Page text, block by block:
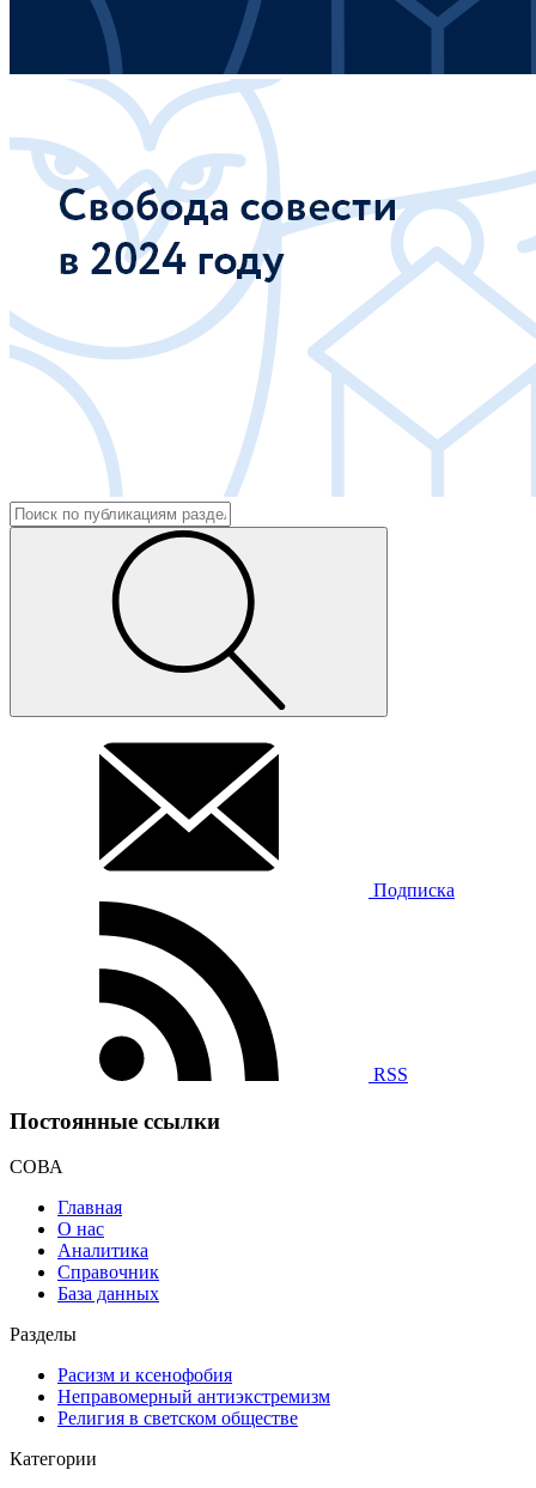
Подписка
RSS
Постоянные ссылки
СОВА
Главная
О нас
Аналитика
Справочник
База данных
Разделы
Расизм и ксенофобия
Неправомерный антиэкстремизм
Религия в светском обществе
Категории